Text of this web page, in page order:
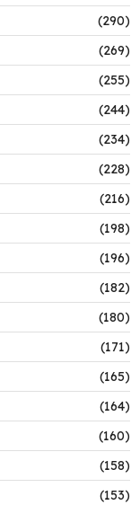
(290)
(269)
(255)
(244)
(234)
(228)
(216)
(198)
(196)
(182)
(180)
(171)
(165)
(164)
(160)
(158)
(153)